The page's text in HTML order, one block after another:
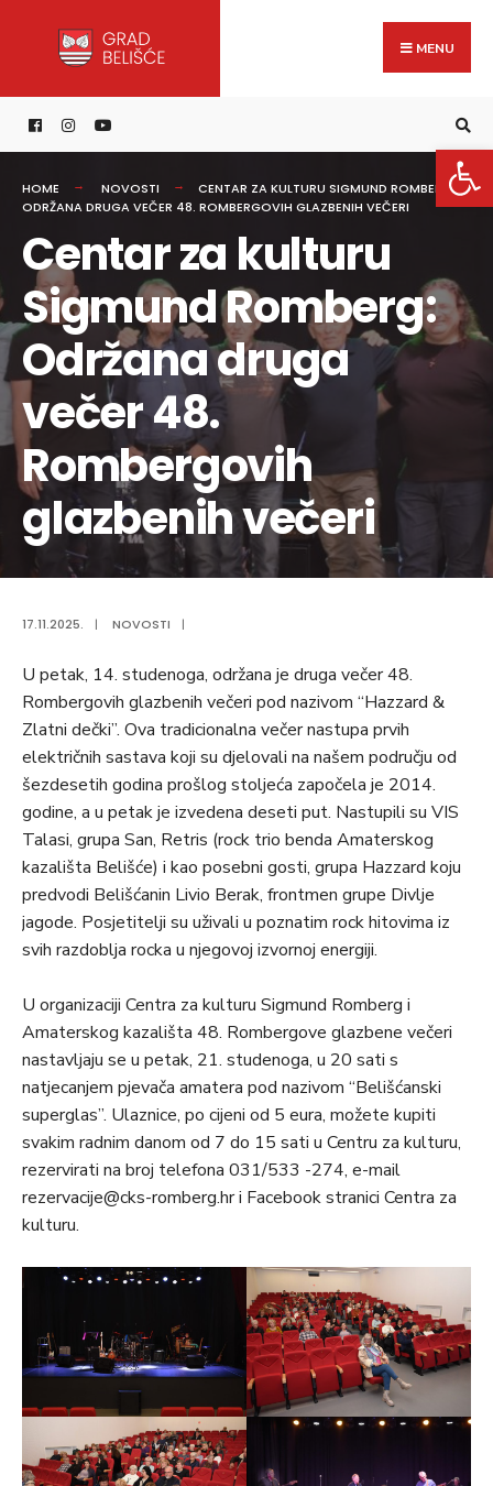
content
MENU
HOME NOVOSTI
CENTAR ZA KULTURU SIGMUND ROMBERG:
ODRŽANA DRUGA VEČER 48. ROMBERGOVIH GLAZBENIH VEČERI
Centar za kulturu
Sigmund Romberg:
Održana druga
večer 48.
Rombergovih
glazbenih večeri
17.11.2025. | NOVOSTI |
U petak, 14. studenoga, održana je druga večer 48.
Rombergovih glazbenih večeri pod nazivom “Hazzard &
Zlatni dečki”. Ova tradicionalna večer nastupa prvih
električnih sastava koji su djelovali na našem području od
šezdesetih godina prošlog stoljeća započela je 2014.
godine, a u petak je izvedena deseti put. Nastupili su VIS
Talasi, grupa San, Retris (rock trio benda Amaterskog
kazališta Belišće) i kao posebni gosti, grupa Hazzard koju
predvodi Belišćanin Livio Berak, frontmen grupe Divlje
jagode. Posjetitelji su uživali u poznatim rock hitovima iz
svih razdoblja rocka u njegovoj izvornoj energiji.
U organizaciji Centra za kulturu Sigmund Romberg i
Amaterskog kazališta 48. Rombergove glazbene večeri
nastavljaju se u petak, 21. studenoga, u 20 sati s
natjecanjem pjevača amatera pod nazivom “Belišćanski
superglas”. Ulaznice, po cijeni od 5 eura, možete kupiti
svakim radnim danom od 7 do 15 sati u Centru za kulturu,
rezervirati na broj telefona 031/533 -274, e-mail
rezervacije@cks-romberg.hr i Facebook stranici Centra za
kulturu.
for: